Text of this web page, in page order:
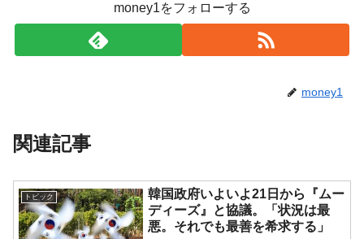
money1をフォローする
money1
関連記事
トピック
韓国政府いよいよ21日から『ムー
ディーズ』と協議。「状況は最
悪。それでも最善を希求する」